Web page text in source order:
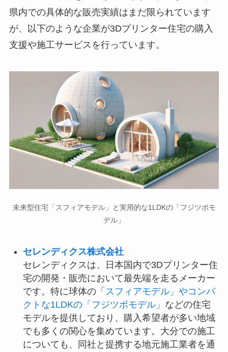
県内での具体的な販売実績はまだ限られています
が、以下のような企業が3Dプリンター住宅の購入
支援や施工サービスを行っています。
未来型住宅「スフィアモデル」と実用的な1LDKの「フジツボモ
デル」
セレンディクス株式会社
セレンディクスは、日本国内で3Dプリンター住
宅の開発・販売において最先端を走るメーカー
です。特に球体の「 スフィアモデル」やコンパ
クトな1LDKの「フジツボモデル」 などの住宅
モデルを提供しており、購入希望者が多い地域
でも多くの関心を集めています。大分での施工
についても、同社と提携する地元施工業者を通